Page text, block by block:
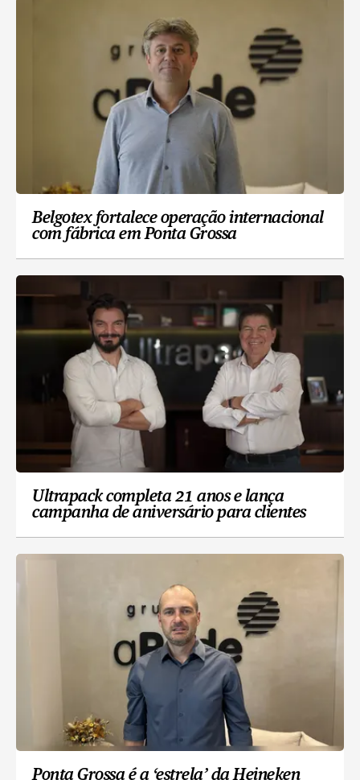
Belgotex fortalece operação internacional
com fábrica em Ponta Grossa
Ultrapack completa 21 anos e lança
campanha de aniversário para clientes
Ponta Grossa é a ‘estrela’ da Heineken